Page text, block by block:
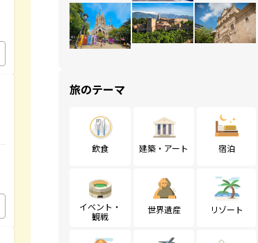
旅のテーマ
飲食 建築・アート 宿泊
イベント・
観戦
世界遺産 リゾート